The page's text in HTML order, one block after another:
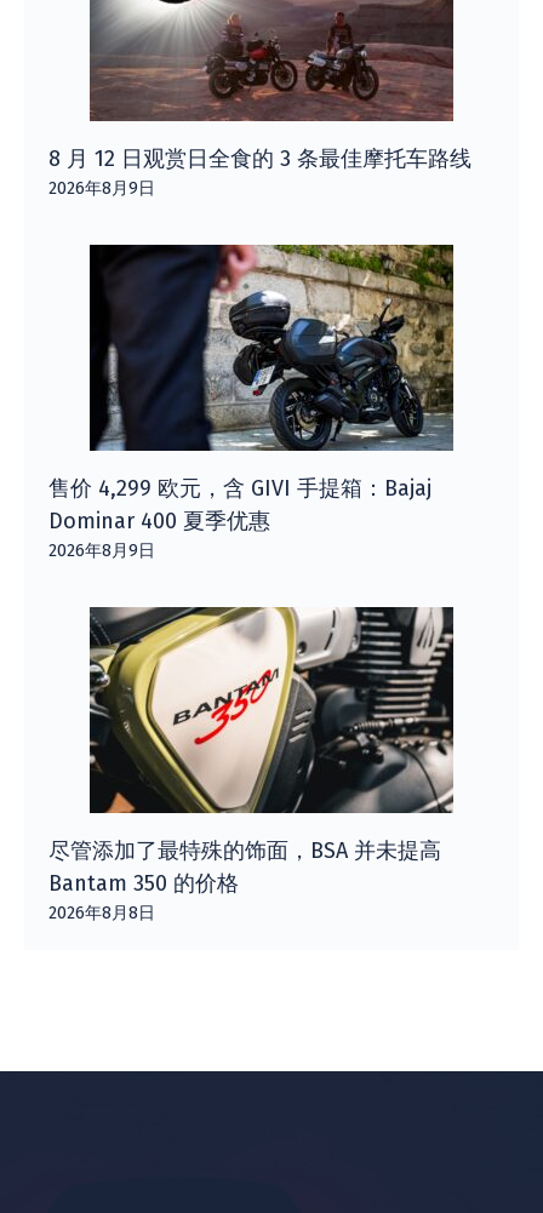
8 月 12 日观赏日全食的 3 条最佳摩托车路线
2026年8月9日
售价 4,299 欧元，含 GIVI 手提箱：Bajaj
Dominar 400 夏季优惠
2026年8月9日
尽管添加了最特殊的饰面，BSA 并未提高
Bantam 350 的价格
2026年8月8日